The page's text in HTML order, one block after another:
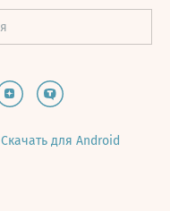
Скачать для Android